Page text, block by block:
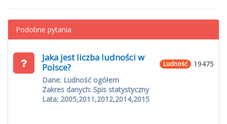
Podobne pytania
19475
Ludność
Jaka jest liczba ludności w
Polsce?
Dane: Ludność ogółem
Zakres danych: Spis statystyczny
Lata: 2005,2011,2012,2014,2015